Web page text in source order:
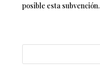
posible esta subvención.